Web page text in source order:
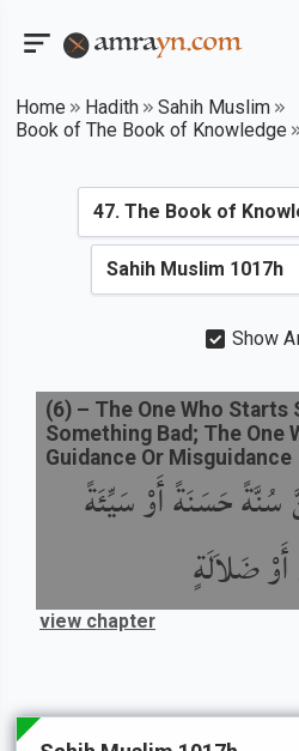
Home Hadith
Sahih Muslim
Book of The Book of Knowledge
Show
حَسَنَةً أَوْ سَيِّئَةً
ضَلاَلَةٍ
(6) – The One Who Starts
Something Bad; The One
Guidance Or Misguidance
view chapter